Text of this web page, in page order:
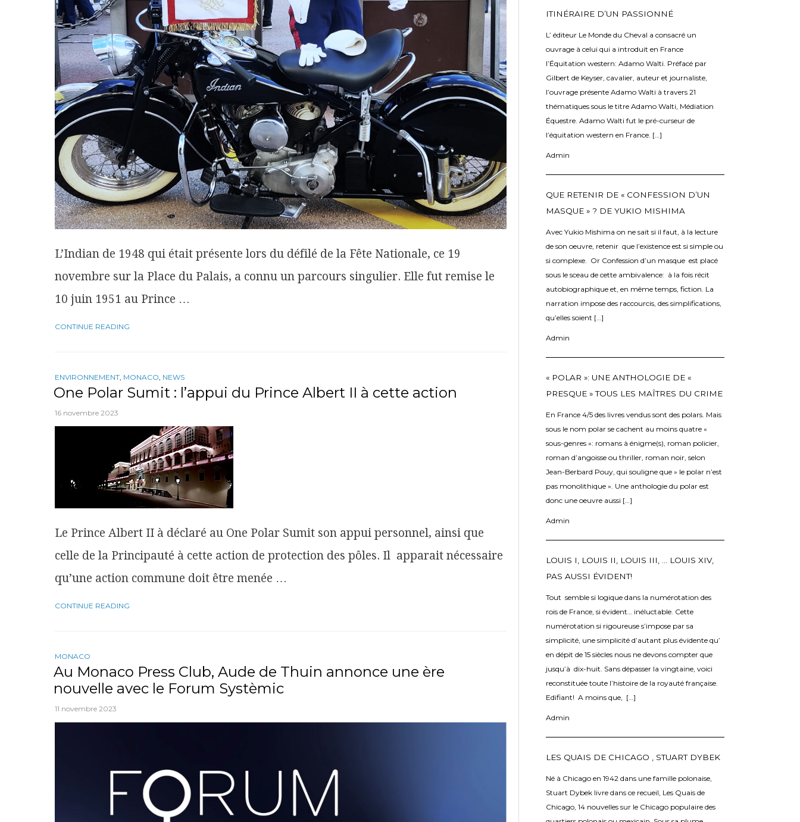
L’Indian de 1948 qui était présente lors du défilé de la Fête Nationale, ce 19
novembre sur la Place du Palais, a connu un parcours singulier. Elle fut remise le
10 juin 1951 au Prince …
CONTINUE READING
ENVIRONNEMENT MONACO NEWS
One Polar Sumit : l’appui du Prince Albert II à cette action
16 novembre 2023
Le Prince Albert II à déclaré au One Polar Sumit son appui personnel, ainsi que
celle de la Principauté à cette action de protection des pôles. Il apparait nécessaire
qu’une action commune doit être menée …
CONTINUE READING
MONACO
Au Monaco Press Club, Aude de Thuin annonce une ère
nouvelle avec le Forum Systèmic
11 novembre 2023
ITINÉRAIRE D’UN PASSIONNÉ
L’ éditeur Le Monde du Cheval a consacré un
ouvrage à celui qui a introduit en France
l’Équitation western: Adamo Walti. Préfacé par
Gilbert de Keyser, cavalier, auteur et journaliste,
l’ouvrage présente Adamo Walti à travers 21
thématiques sous le titre Adamo Walti, Médiation
Équestre. Adamo Walti fut le pré-curseur de
l’équitation western en France. […]
Admin
QUE RETENIR DE « CONFESSION D’UN
MASQUE » ? DE YUKIO MISHIMA
Avec Yukio Mishima on ne sait si il faut, à la lecture
de son oeuvre, retenir que l’existence est si simple ou
si complexe. Or Confession d’un masque est placé
sous le sceau de cette ambivalence: à la fois récit
autobiographique et, en même temps, fiction. La
narration impose des raccourcis, des simplifications,
qu’elles soient […]
Admin
« POLAR »: UNE ANTHOLOGIE DE «
PRESQUE » TOUS LES MAÎTRES DU CRIME
En France 4/5 des livres vendus sont des polars. Mais
sous le nom polar se cachent au moins quatre «
sous-genres »: romans à énigme(s), roman policier,
roman d’angoisse ou thriller, roman noir, selon
Jean-Berbard Pouy, qui souligne que » le polar n’est
pas monolithique ». Une anthologie du polar est
donc une oeuvre aussi […]
Admin
LOUIS I, LOUIS II, LOUIS III, … LOUIS XIV,
PAS AUSSI ÉVIDENT!
Tout semble si logique dans la numérotation des
rois de France, si évident… inéluctable. Cette
numérotation si rigoureuse s’impose par sa
simplicité, une simplicité d’autant plus évidente qu’
en dépit de 15 siècles nous ne devons compter que
jusqu’à dix-huit. Sans dépasser la vingtaine, voici
reconstituée toute l’histoire de la royauté française.
Edifiant! A moins que, […]
Admin
LES QUAIS DE CHICAGO , STUART DYBEK
Né à Chicago en 1942 dans une famille polonaise,
Stuart Dybek livre dans ce recueil, Les Quais de
Chicago, 14 nouvelles sur le Chicago populaire des